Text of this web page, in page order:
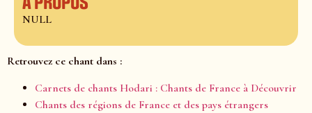
NULL
Retrouvez ce chant dans :
Carnets de chants Hodari : Chants de France à Découvrir
Chants des régions de France et des pays étrangers